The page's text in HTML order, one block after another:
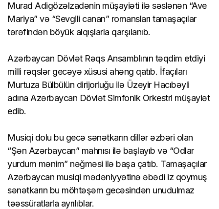
Murad Adigözəlzadənin müşayiəti ilə səslənən “Ave
Mariya” və “Sevgili canan” romansları tamaşaçılar
tərəfindən böyük alqışlarla qarşılanıb.
Azərbaycan Dövlət Rəqs Ansamblının təqdim etdiyi
milli rəqslər gecəyə xüsusi ahəng qatıb. İfaçıları
Murtuza Bülbülün dirijorluğu ilə Üzeyir Hacıbəyli
adına Azərbaycan Dövlət Simfonik Orkestri müşayiət
edib.
Musiqi dolu bu gecə sənətkarın dillər əzbəri olan
“Şən Azərbaycan” mahnısı ilə başlayıb və “Odlar
yurdum mənim” nəğməsi ilə başa çatıb. Tamaşaçılar
Azərbaycan musiqi mədəniyyətinə əbədi iz qoymuş
sənətkarın bu möhtəşəm gecəsindən unudulmaz
təəssüratlarla ayrılıblar.